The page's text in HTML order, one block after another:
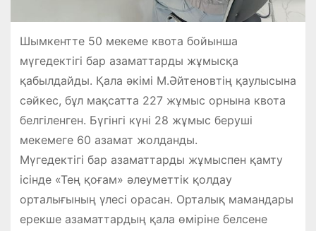
Шымкентте 50 мекеме квота бойынша
мүгедектігі бар азаматтарды жұмысқа
қабылдайды. Қала әкімі М.Әйтеновтің қаулысына
сәйкес, бұл мақсатта 227 жұмыс орнына квота
белгіленген. Бүгінгі күні 28 жұмыс беруші
мекемеге 60 азамат жолданды.
Мүгедектігі бар азаматтарды жұмыспен қамту
ісінде «Тең қоғам» әлеуметтік қолдау
орталығының үлесі орасан. Орталық мамандары
ерекше азаматтардың қала өміріне белсене